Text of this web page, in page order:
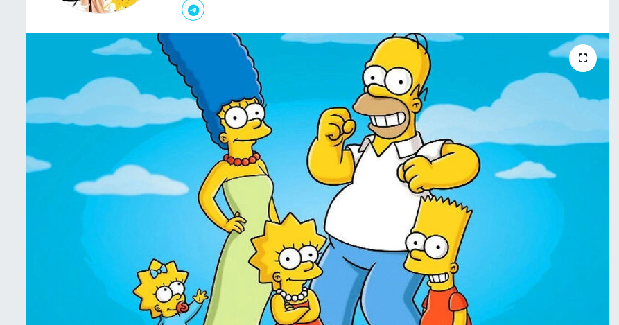
Şirket Haberleri
Ekonomik Takvim